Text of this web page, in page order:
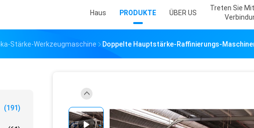
Haus PRODUKTE ÜBER US
Treten Sie
Stärke-Werkzeugmaschine Doppelte Hauptstärke-Raffinierungs-
(191)